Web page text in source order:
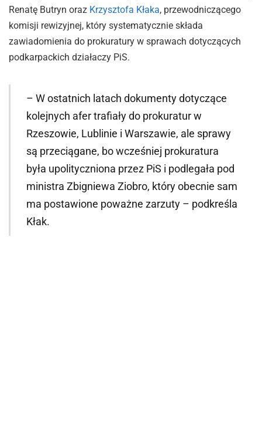
Renatę Butryn oraz Krzysztofa Kłaka, przewodniczącego
komisji rewizyjnej, który systematycznie składa
zawiadomienia do prokuratury w sprawach dotyczących
podkarpackich działaczy PiS.
– W ostatnich latach dokumenty dotyczące
kolejnych afer trafiały do prokuratur w
Rzeszowie, Lublinie i Warszawie, ale sprawy
są przeciągane, bo wcześniej prokuratura
była upolityczniona przez PiS i podlegała pod
ministra Zbigniewa Ziobro, który obecnie sam
ma postawione poważne zarzuty – podkreśla
Kłak.